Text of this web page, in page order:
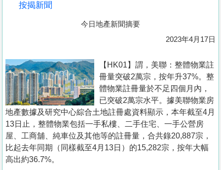
置
業
手
冊
關
於
我
按揭新聞
今日地產新聞摘要
2023年4月17日
【HK01】謂，美聯：整體物業註
冊量突破2萬宗，按年升37%。整
體物業註冊量於不足四個月內，
已突破2萬宗水平。據美聯物業房
地產數據及研究中心綜合土地註冊處資料顯示，本年截至4月
13日止，整體物業包括一手私樓、二手住宅、一手公營房
屋、工商舖、純車位及其他等的註冊量，合共錄20,887宗，
比起去年同期（同樣截至4月13日）的15,282宗，按年大幅
高出約36.7%。